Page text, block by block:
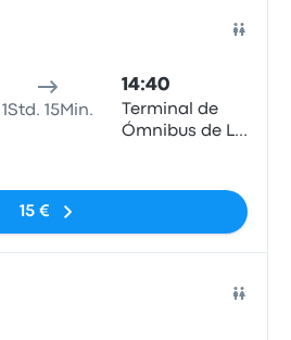
1Std. 15Min.
14:40
Terminal de
Ómnibus de La
15 €